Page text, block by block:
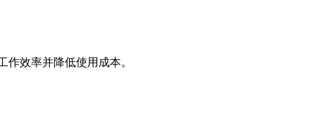
效率并降低使用成本。